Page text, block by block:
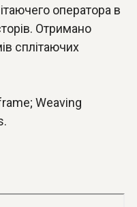
оператора в
Отримано
сплітаючих
Weaving